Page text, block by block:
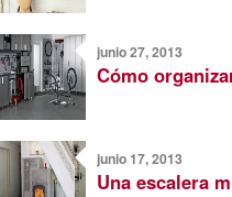
junio 27, 2013
Cómo
junio 17, 2013
Una escalera